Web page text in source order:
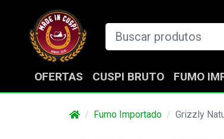
OFERTAS CUSPI BRUTO FUMO
Fumo Importado Grizzly